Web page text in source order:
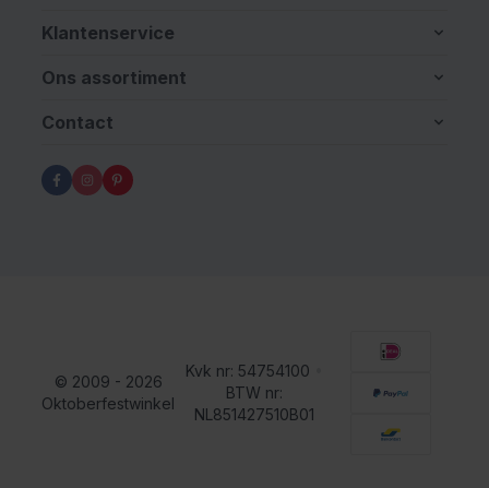
Klantenservice
Ons assortiment
Contact
© 2009 - 2026
Oktoberfestwinkel
Kvk nr: 54754100
BTW nr:
NL851427510B01